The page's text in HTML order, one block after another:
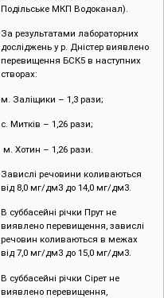
Подільське МКП Водоканал).
За результатами лабораторних
досліджень у р. Дністер виявлено
перевищення БСК5 в наступних
створах:
м. Заліщики – 1,3 рази;
с. Митків – 1,26 рази;
м. Хотин – 1,26 рази.
Завислі речовини коливаються
від 8,0 мг/дм3 до 14,0 мг/дм3.
В суббасейні річки Прут не
виявлено перевищення, завислі
речовин коливаються в межах
від 7,0 мг/дм3 до 15,0 мг/дм3.
В суббасейні річки Сірет не
виявлено перевищення,